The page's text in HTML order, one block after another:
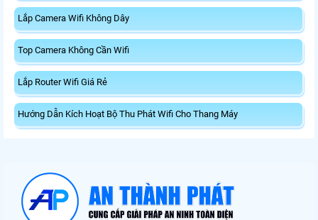
Lắp Camera Wifi Không Dây
Top Camera Không Cần Wifi
Lắp Router Wifi Giá Rẻ
Hướng Dẫn Kích Hoạt Bộ Thu Phát Wifi Cho Thang Máy